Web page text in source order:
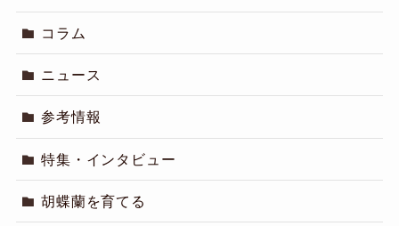
コラム
ニュース
参考情報
特集・インタビュー
胡蝶蘭を育てる